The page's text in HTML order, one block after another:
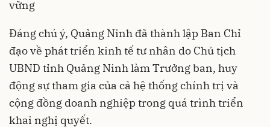
vững
Đáng chú ý, Quảng Ninh đã thành lập Ban Chỉ
đạo về phát triển kinh tế tư nhân do Chủ tịch
UBND tỉnh Quảng Ninh làm Trưởng ban, huy
động sự tham gia của cả hệ thống chính trị và
cộng đồng doanh nghiệp trong quá trình triển
khai nghị quyết.